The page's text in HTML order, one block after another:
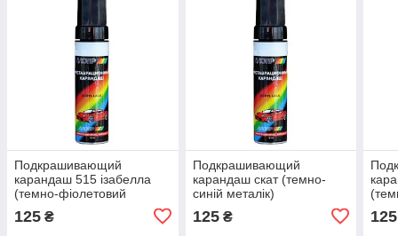
Подкрашивающий
карандаш 515 ізабелла
(темно-фіолетовий
125 ₴
Подкрашивающий
карандаш скат (темно-
синій металік)
125₴ 125